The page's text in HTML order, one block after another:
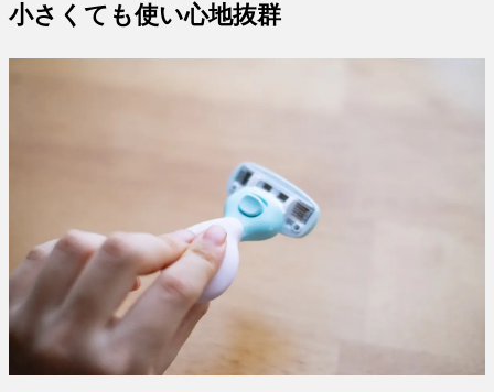
小さくても使い心地抜群